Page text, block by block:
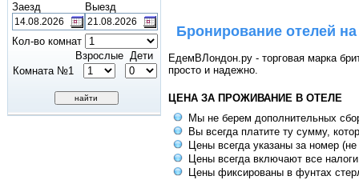
Заезд Выезд
Кол-во комнат
Взрослые Дети
Комната №1
Бронирование отелей
ЕдемВЛондон.ру - торговая марка
просто и надежно.
ЦЕНА ЗА ПРОЖИВАНИЕ В ОТЕЛЕ
Мы не берем дополнительных
Вы всегда платите ту сумму,
Цены всегда указаны за номер
Цены всегда включают все
Цены фиксированы в фунтах